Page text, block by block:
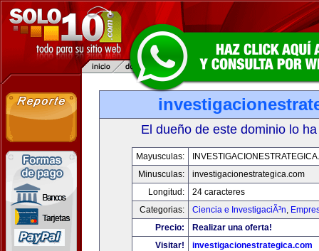
El dueño de este dominio lo
Mayusculas:
Minusculas:
investigacionestrategica.com
Longitud:
24 caracteres
Categorias:
Ciencia e InvestigaciÃ³n,
Precio:
Realizar una oferta!
Visitar!
investigacionestrategica.com